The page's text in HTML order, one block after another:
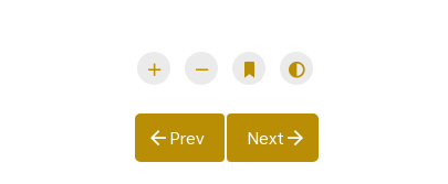
Prev Next